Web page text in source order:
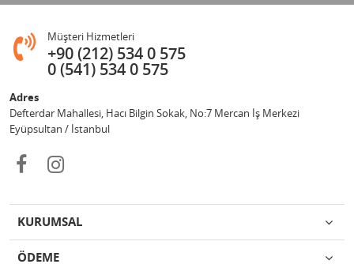
Müşteri Hizmetleri
+90 (212) 534 0 575
0 (541) 534 0 575
Adres
Defterdar Mahallesi, Hacı Bilgin Sokak, No:7 Mercan İş Merkezi
Eyüpsultan / İstanbul
KURUMSAL
ÖDEME